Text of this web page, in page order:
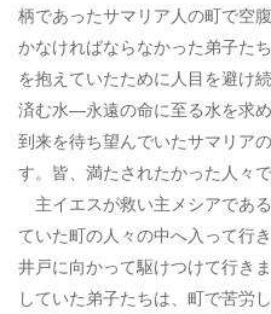
柄であったサマリア人の町で空
かなければならなかった弟子た
を抱えていたために人目を避け
済む水―永遠の命に至る水を求
到来を待ち望んでいたサマリア
す。皆、満たされたかった人々で
主イエスが救い主メシアであ
ていた町の人々の中へ入って行
井戸に向かって駆けつけて行き
していた弟子たちは、町で苦労